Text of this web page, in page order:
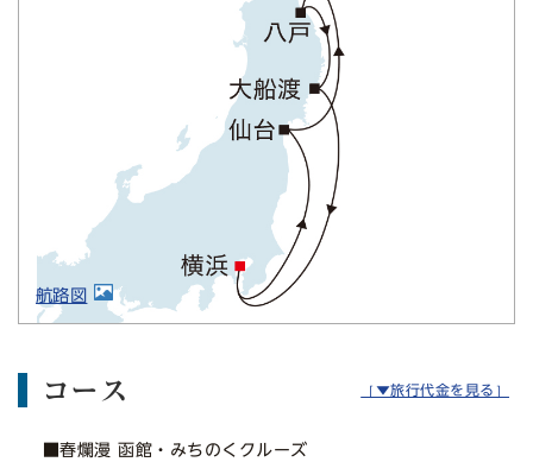
航路図
コース ［▼旅行代金を見る］
■春爛漫 函館・みちのくクルーズ